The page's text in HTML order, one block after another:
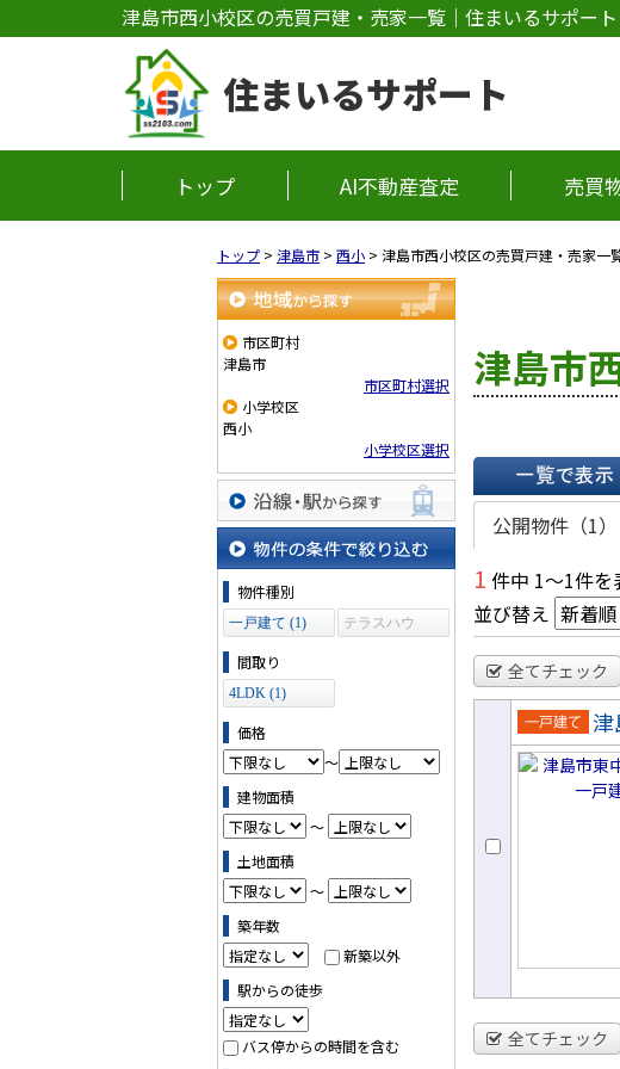
津島市西小校区の売買戸建・売家一覧｜住まいるサポート
住まいるサポート
トップ AI不動産査定 売買
トップ > 津島市 > 西小 > 津島市西小校区の売買戸建・売家一
地域から探す
市区町村
津島市
市区町村選択
小学校区
西小
小学校区選択
沿線・駅から探す
物件の条件で絞り込む
物件種別
一戸建て (1)
テラスハウ
間取り
4LDK (1)
価格
～
建物面積
～
土地面積
～
築年数
新築以外
駅からの徒歩
バス停からの時間を含む
津島市
一覧で表示
公開物件（1）
1 件中 1～1件を
並び替え
全てチェック
売一戸建
て
全てチェック